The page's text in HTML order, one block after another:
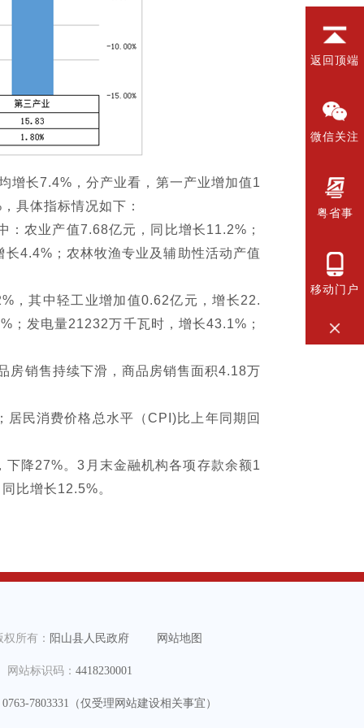
增长7.4%，分产业看，第一产业增加值1
具体指标情况如下：
：农业产值7.68亿元，同比增长11.2%；
4.4%；农林牧渔专业及辅助性活动产值
其中轻工业增加值0.62亿元，增长22.
；发电量21232万千瓦时，增长43.1%；
销售持续下滑，商品房销售面积4.18万
民消费价格总水平（CPI)比上年同期回
降27%。3月末金融机构各项存款余额1
比增长12.5%。
权所有： 阳山县人民政府 网站地图
网站标识码： 4418230001
0763-7803331（仅受理网站建设相关事宜）
返回顶端
微信关注
粤省事
移动门户